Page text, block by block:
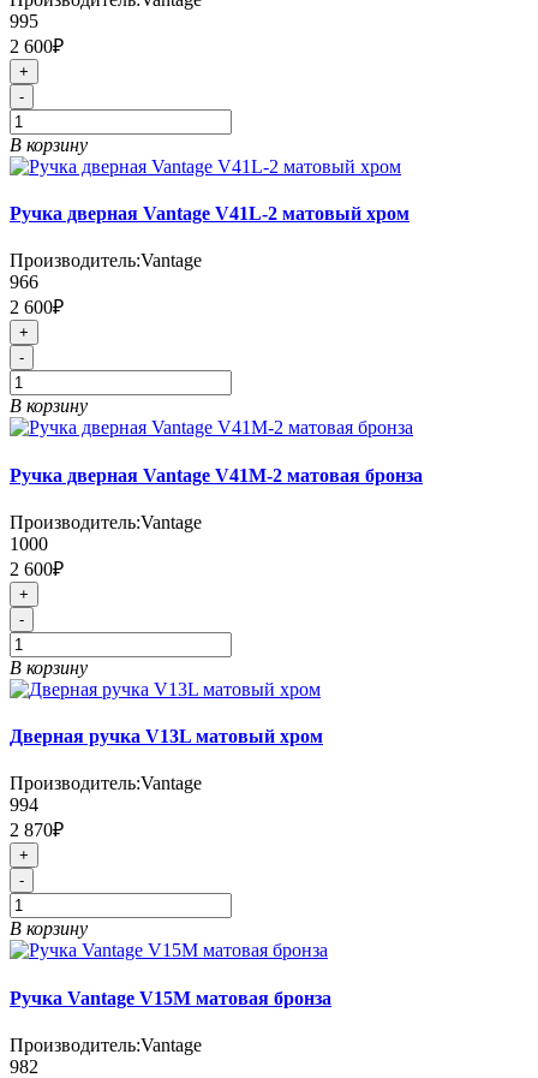
995
2 600₽
+
-
В корзину
Ручка дверная Vantage V41L-2 матовый хром
Производитель:Vantage
966
2 600₽
+
-
В корзину
Ручка дверная Vantage V41M-2 матовая бронза
Производитель:Vantage
1000
2 600₽
+
-
В корзину
Дверная ручка V13L матовый хром
Производитель:Vantage
994
2 870₽
+
-
В корзину
Ручка Vantage V15M матовая бронза
Производитель:Vantage
982